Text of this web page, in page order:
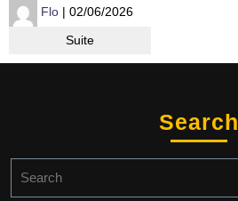
Flo | 02/06/2026
Suite
Search